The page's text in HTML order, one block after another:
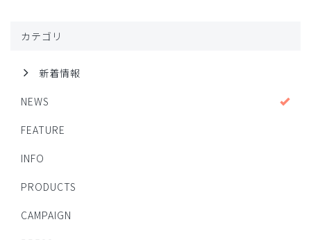
カテゴリ
新着情報
NEWS
FEATURE
INFO
PRODUCTS
CAMPAIGN